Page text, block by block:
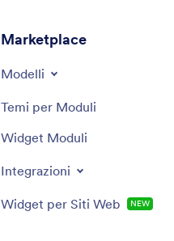
Marketplace
Modelli
Temi per Moduli
Widget Moduli
Integrazioni
Widget per Siti Web NEW